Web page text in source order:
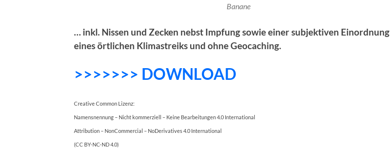
Banane
… inkl. Nissen und Zecken nebst Impfung sowie einer subjektiven Einordnung
eines örtlichen Klimastreiks und ohne Geocaching.
>>>>>>> DOWNLOAD
Creative Common Lizenz:
Namensnennung – Nicht kommerziell – Keine Bearbeitungen 4.0 International
Attribution – NonCommercial – NoDerivatives 4.0 International
(CC BY-NC-ND 4.0)